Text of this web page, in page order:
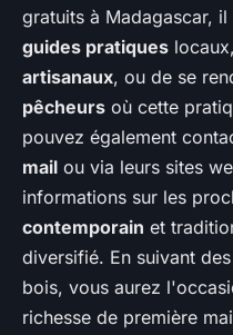
gratuits à Madagascar,
guides pratiques
artisanaux, ou de se
pêcheurs où cette
pouvez également
mail ou via leurs sites
informations sur les
contemporain et
diversifié. En suivant des
bois, vous aurez
richesse de première